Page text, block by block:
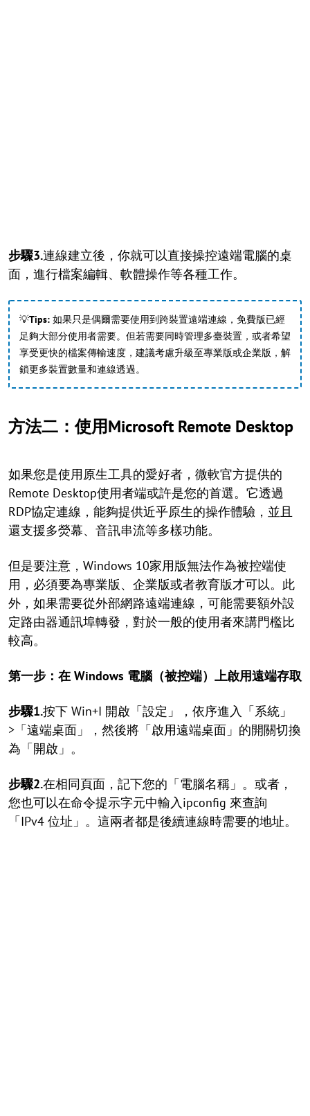
步驟3.連線建立後，你就可以直接操控遠端電腦的桌
面，進行檔案編輯、軟體操作等各種工作。
💡Tips: 如果只是偶爾需要使用到跨裝置遠端連線，免費版已經
足夠大部分使用者需要。但若需要同時管理多臺裝置，或者希望
享受更快的檔案傳輸速度，建議考慮升級至專業版或企業版，解
鎖更多裝置數量和連線透過。
方法二：使用Microsoft Remote Desktop
如果您是使用原生工具的愛好者，微軟官方提供的
Remote Desktop使用者端或許是您的首選。它透過
RDP協定連線，能夠提供近乎原生的操作體驗，並且
還支援多熒幕、音訊串流等多樣功能。
但是要注意，Windows 10家用版無法作為被控端使
用，必須要為專業版、企業版或者教育版才可以。此
外，如果需要從外部網路遠端連線，可能需要額外設
定路由器通訊埠轉發，對於一般的使用者來講門檻比
較高。
第一步：在 Windows 電腦（被控端）上啟用遠端存取
步驟1.按下 Win+I 開啟「設定」，依序進入「系統」
>「遠端桌面」，然後將「啟用遠端桌面」的開關切換
為「開啟」。
步驟2.在相同頁面，記下您的「電腦名稱」。或者，
您也可以在命令提示字元中輸入ipconfig 來查詢
「IPv4 位址」。這兩者都是後續連線時需要的地址。